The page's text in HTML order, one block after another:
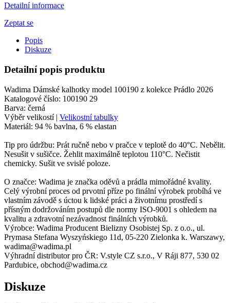
Detailní informace
Zeptat se
Popis
Diskuze
Detailní popis produktu
Wadima Dámské kalhotky model 100190 z kolekce Prádlo 2026
Katalogové číslo: 100190 29
Barva: černá
Výběr velikostí | Velikostní tabulky
Materiál: 94 % bavlna, 6 % elastan
Tip pro údržbu: Prát ručně nebo v pračce v teplotě do 40°C. Nebělit.
Nesušit v sušičce. Žehlit maximálně teplotou 110°C. Nečistit
chemicky. Sušit ve svislé poloze.
O značce: Wadima je značka oděvů a prádla mimořádné kvality.
Celý výrobní proces od prvotní příze po finální výrobek probíhá ve
vlastním závodě s úctou k lidské práci a životnímu prostředí s
přísným dodržováním postupů dle normy ISO-9001 s ohledem na
kvalitu a zdravotní nezávadnost finálních výrobků.
Výrobce: Wadima Producent Bielizny Osobistej Sp. z o.o., ul.
Prymasa Stefana Wyszyńskiego 11d, 05-220 Zielonka k. Warszawy,
wadima@wadima.pl
Výhradní distributor pro ČR: V.style CZ s.r.o., V Ráji 877, 530 02
Pardubice, obchod@wadima.cz
Diskuze